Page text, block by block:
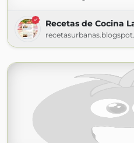
Recetas de Cocina